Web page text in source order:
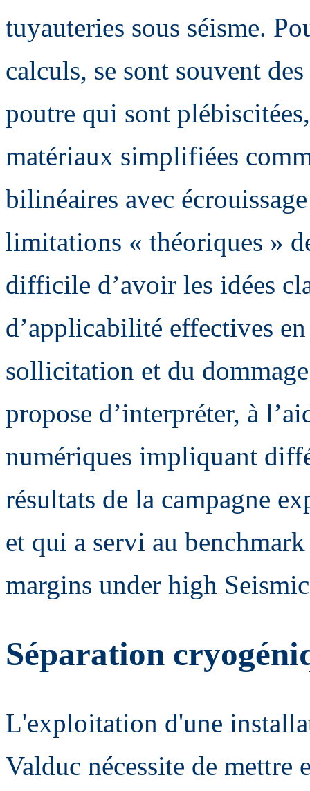
tuyauteries sous séisme.
calculs, se sont souvent
poutre qui sont
matériaux simplifiées
bilinéaires avec
limitations « théoriques »
difficile d’avoir les idées
d’applicabilité effectives
sollicitation et du
propose d’interpréter, à
numériques impliquant
résultats de la campagne
et qui a servi au
margins under high
Séparation
L'exploitation d'une
Valduc nécessite de mettre